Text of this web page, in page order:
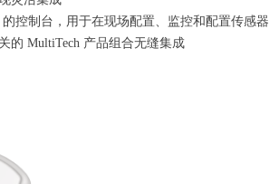
的控制台，用于在现场配置、监控和配置传感器
的 MultiTech 产品组合无缝集成